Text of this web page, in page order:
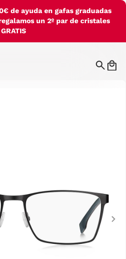
de ayuda en gafas graduadas
un 2º par de cristales
GRATIS